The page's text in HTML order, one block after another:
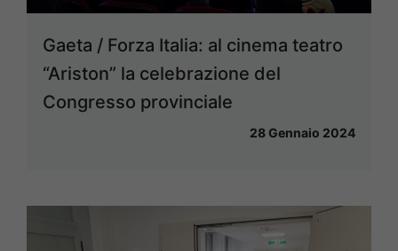
Gaeta / Forza Italia: al cinema teatro
“Ariston” la celebrazione del
Congresso provinciale
28 Gennaio 2024